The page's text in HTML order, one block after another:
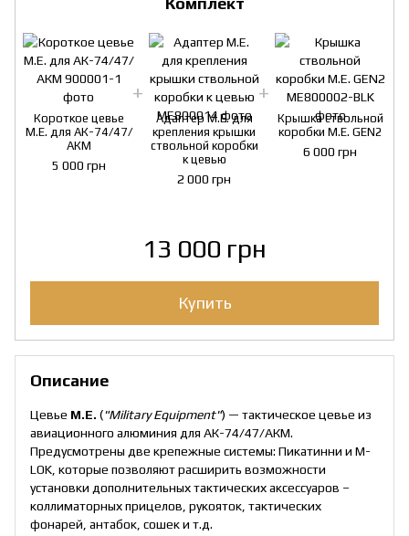
Короткое цевье
M.E. для АК-74/47/
АКМ
5 000 грн
Адаптер M.E. для
крепления крышки
ствольной коробки
к цевью
2 000 грн
Крышка ствольной
коробки M.E. GEN2
6 000 грн
13 000 грн
Купить
Описание
Цевье M.E. ("Military Equipment") — тактическое цевье из
авиационного алюминия для АК-74/47/АКМ.
Предусмотрены две крепежные системы: Пикатинни и M-
LOK, которые позволяют расширить возможности
установки дополнительных тактических аксессуаров –
коллиматорных прицелов, рукояток, тактических
фонарей, антабок, сошек и т.д.